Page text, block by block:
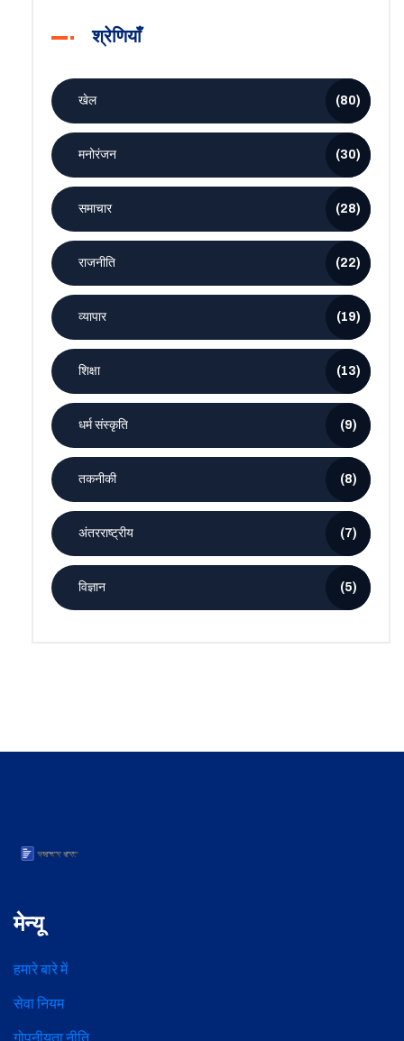
श्रेणियाँ
खेल (80)
मनोरंजन (30)
समाचार (28)
राजनीति (22)
व्यापार (19)
शिक्षा (13)
धर्म संस्कृति (9)
तकनीकी (8)
अंतरराष्ट्रीय (7)
विज्ञान (5)
मेन्यू
हमारे बारे में
सेवा नियम